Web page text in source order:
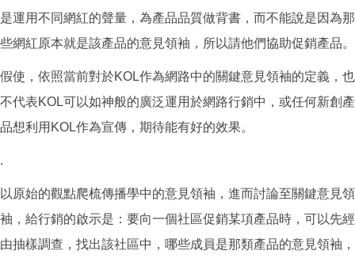
是運用不同網紅的聲量，為產品品質做背書，而不能說是因為那
些網紅原本就是該產品的意見領袖，所以請他們協助促銷產品。
假使，依照當前對於KOL作為網路中的關鍵意見領袖的定義，也
不代表KOL可以如神般的廣泛運用於網路行銷中，或任何新創產
品想利用KOL作為宣傳，期待能有好的效果。
.
以原始的觀點爬梳傳播學中的意見領袖，進而討論至關鍵意見領
袖，給行銷的啟示是：要向一個社區促銷某項產品時，可以先經
由抽樣調查，找出該社區中，哪些成員是那類產品的意見領袖，